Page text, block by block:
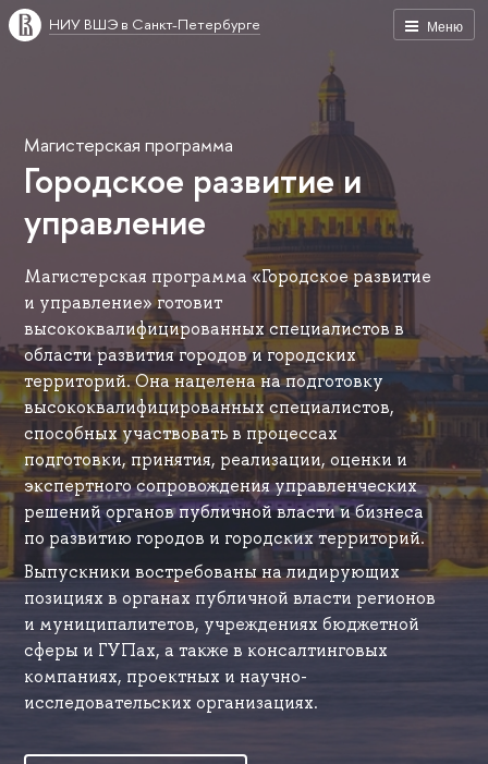
Меню
НИУ ВШЭ в Санкт-Петербурге
Магистерская программа
Городское развитие и
управление
Магистерская программа «Городское развитие
и управление» готовит
высококвалифицированных специалистов в
области развития городов и городских
территорий. Она нацелена на подготовку
высококвалифицированных специалистов,
способных участвовать в процессах
подготовки, принятия, реализации, оценки и
экспертного сопровождения управленческих
решений органов публичной власти и бизнеса
по развитию городов и городских территорий.
Выпускники востребованы на лидирующих
позициях в органах публичной власти регионов
и муниципалитетов, учреждениях бюджетной
сферы и ГУПах, а также в консалтинговых
компаниях, проектных и научно-
исследовательских организациях.